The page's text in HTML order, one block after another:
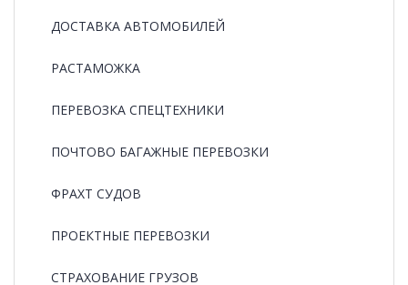
ДОСТАВКА АВТОМОБИЛЕЙ
РАСТАМОЖКА
ПЕРЕВОЗКА СПЕЦТЕХНИКИ
ПОЧТОВО БАГАЖНЫЕ ПЕРЕВОЗКИ
ФРАХТ СУДОВ
ПРОЕКТНЫЕ ПЕРЕВОЗКИ
СТРАХОВАНИЕ ГРУЗОВ